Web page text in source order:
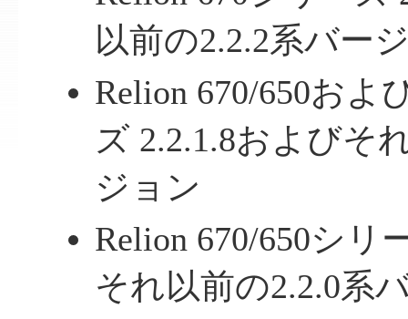
以前の2.2.2系バー
Relion 670/650およ
ズ 2.2.1.8およびそ
ジョン
Relion 670/650シリ
それ以前の2.2.0系